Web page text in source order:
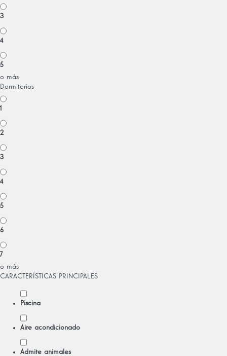
3
4
5
o más
Dormitorios
1
2
3
4
5
6
7
o más
CARACTERÍSTICAS PRINCIPALES
Piscina
Aire acondicionado
Admite animales